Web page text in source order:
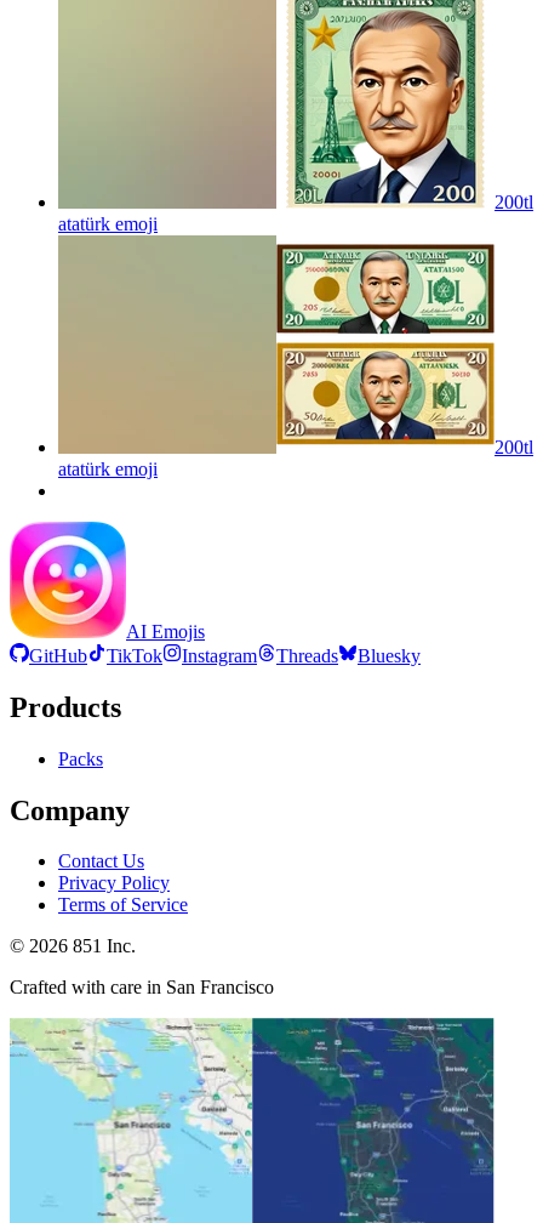
200tl
atatürk emoji
200tl
atatürk emoji
AI Emojis
GitHub
TikTok Instagram Threads Bluesky
Products
Packs
Company
Contact Us
Privacy Policy
Terms of Service
© 2026 851 Inc.
Crafted with care in San Francisco